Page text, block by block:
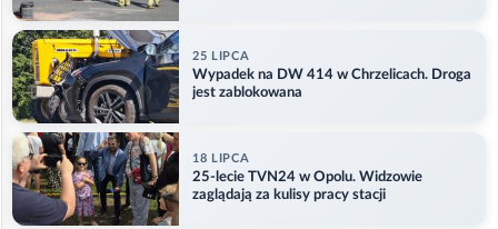
25 LIPCA
Wypadek na DW 414 w Chrzelicach. Droga
jest zablokowana
18 LIPCA
25-lecie TVN24 w Opolu. Widzowie
zaglądają za kulisy pracy stacji